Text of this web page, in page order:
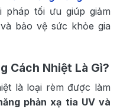
pháp tối ưu giúp giảm
bảo vệ sức khỏe gia
Cách Nhiệt Là Gì?
là loại rèm được làm
phản xạ tia UV và